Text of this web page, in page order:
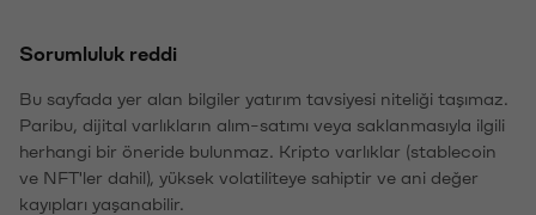
Sorumluluk reddi
Bu sayfada yer alan bilgiler yatırım tavsiyesi niteliği taşımaz.
Paribu, dijital varlıkların alım-satımı veya saklanmasıyla ilgili
herhangi bir öneride bulunmaz. Kripto varlıklar (stablecoin
ve NFT'ler dahil), yüksek volatiliteye sahiptir ve ani değer
kayıpları yaşanabilir.